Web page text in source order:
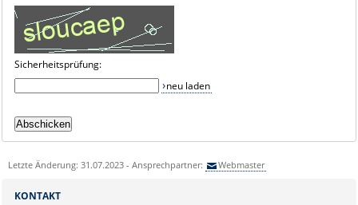
Sicherheitsprüfung:
neu laden
Letzte Änderung: 31.07.2023 - Ansprechpartner: Webmaster
KONTAKT